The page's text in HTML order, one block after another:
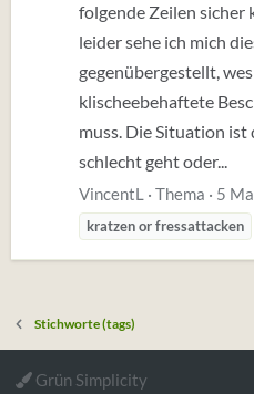
folgende Zeilen sicher
leider sehe ich mich
gegenübergestellt,
klischeebehaftete
muss. Die Situation ist
schlecht geht oder...
VincentL Thema 5
kratzenorfressattacken
Stichworte (tags)
Grün Simplicity